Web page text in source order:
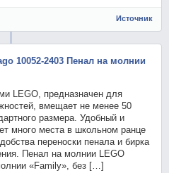
Источник
10052-2403 Пенал на молнии
LEGO, предназначен для
вмещает не менее 50
размера. Удобный и
много места в школьном ранце
переноски пенала и бирка
Пенал на молнии LEGO
«Family», без […]